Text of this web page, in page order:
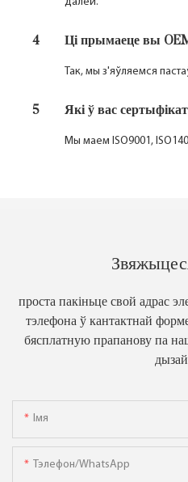
4 Ці прымаеце вы
Так, мы з'яўляемся
5 Які ў вас
Мы маем ISO9001,
проста пакіньце свой адрас
тэлефона ў кантактнай
бясплатную прапанову па
Імя
Тэлефон/WhatsApp